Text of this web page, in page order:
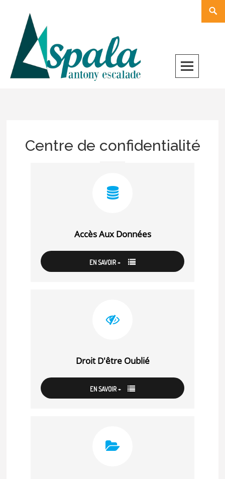
content
Centre de confidentialité
Accès Aux Données
EN SAVOIR +
Droit D'être Oublié
EN SAVOIR +